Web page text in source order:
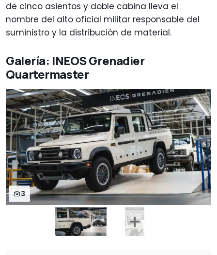
de cinco asientos y doble cabina lleva el
nombre del alto oficial militar responsable del
suministro y la distribución de material.
Galería: INEOS Grenadier
Quartermaster
3